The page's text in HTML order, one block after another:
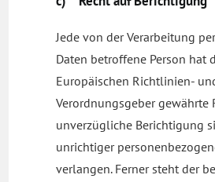
Jede von der Verarbeitung
Daten betroffene Person hat
Europäischen Richtlinien-
Verordnungsgeber gewährte
unverzügliche Berichtigung
unrichtiger
verlangen. Ferner steht der